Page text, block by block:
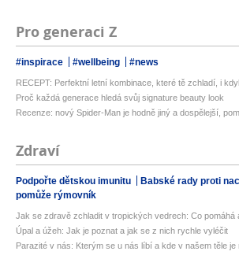
Pro generaci Z
#inspirace #wellbeing #news
RECEPT: Perfektní letní kombinace, které tě zchladí, i
Proč každá generace hledá svůj signature beauty look
Recenze: nový Spider-Man je hodně jiný a dospělejší,
Zdraví
Podpořte dětskou imunitu Babské rady proti
pomůže rýmovník
Jak se zdravě zchladit v tropických vedrech: Co pomáhá
Úpal a úžeh: Jak je poznat a jak se z nich rychle vyléčit
Parazité v nás: Kterým se u nás líbí a kde v našem těle je